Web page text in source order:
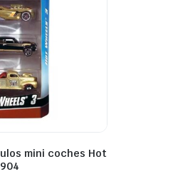
mini coches Hot